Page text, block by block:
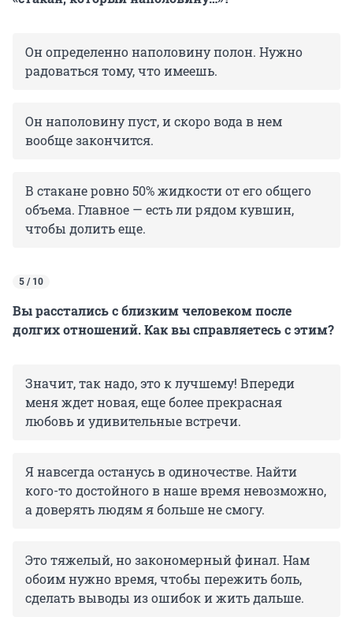
Он определенно наполовину полон. Нужно
радоваться тому, что имеешь.
Он наполовину пуст, и скоро вода в нем
вообще закончится.
В стакане ровно 50% жидкости от его общего
объема. Главное — есть ли рядом кувшин,
чтобы долить еще.
5 / 10
Вы расстались с близким человеком после
долгих отношений. Как вы справляетесь с этим?
Значит, так надо, это к лучшему! Впереди
меня ждет новая, еще более прекрасная
любовь и удивительные встречи.
Я навсегда останусь в одиночестве. Найти
кого-то достойного в наше время невозможно,
а доверять людям я больше не смогу.
Это тяжелый, но закономерный финал. Нам
обоим нужно время, чтобы пережить боль,
сделать выводы из ошибок и жить дальше.